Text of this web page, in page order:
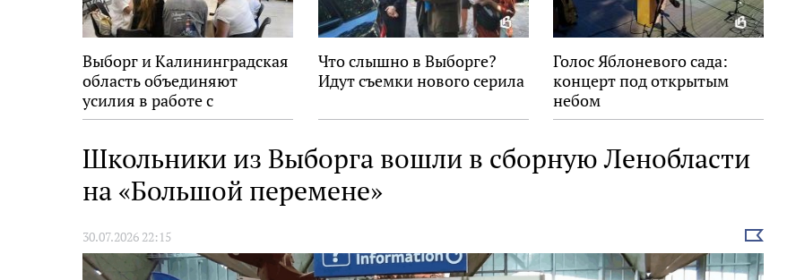
Выборг и Калининградская
область объединяют
усилия в работе с
молодёжью
Что слышно в Выборге?
Идут съемки нового серила
Голос Яблоневого сада:
концерт под открытым
небом
Школьники из Выборга вошли в сборную Ленобласти
на «Большой перемене»
30.07.2026 22:15
Выбрать
новость